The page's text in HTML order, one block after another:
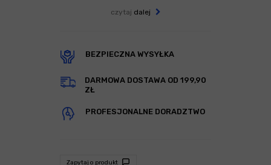
czytaj dalej
BEZPIECZNA WYSYŁKA
DARMOWA DOSTAWA OD 199,90
ZŁ
PROFESJONALNE DORADZTWO
Zapytaj o produkt